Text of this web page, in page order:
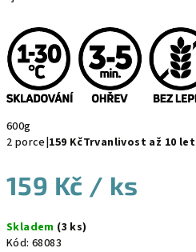
600g
2 porce|159 KčTrvanlivost až 10 let
159 Kč / ks
cena:
Skladem (3 ks)
Kód: 68083